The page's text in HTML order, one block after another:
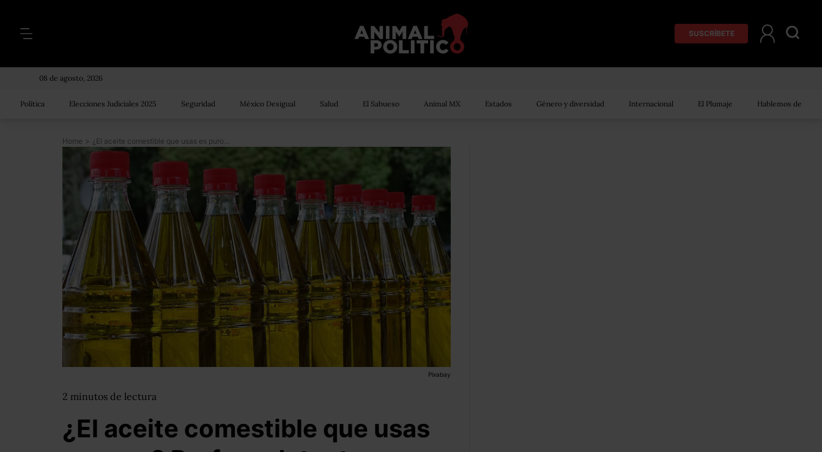
SUSCRÍBETE
08 de agosto, 2026
Política Elecciones Judiciales 2025 Seguridad México Desigual Salud El Sabueso Animal MX Estados Género y diversidad Internacional El Plumaje Hablemos de
Home > ¿El aceite comestible que usas es puro? Profeco detecta productos engañosos
Pixabay
2 minutos de lectura
¿El aceite comestible que usas